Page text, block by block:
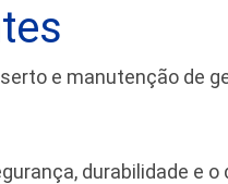
e manutenção de
durabilidade e